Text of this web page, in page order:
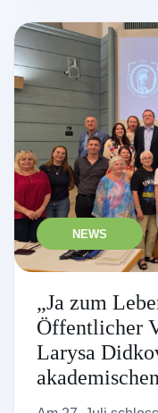
NEWS
„Ja zum
Öffentlicher
Larysa